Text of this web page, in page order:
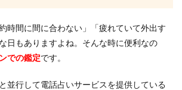
時間に間に合わない」「疲れていて外出す
日もありますよね。そんな時に便利なの
での鑑定です。
並行して電話占いサービスを提供している